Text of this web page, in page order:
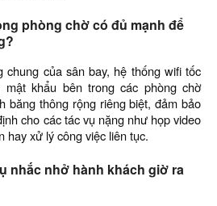
phòng chờ có đủ mạnh để
chung của sân bay, hệ thống wifi tốc
khẩu bên trong các phòng chờ
băng thông rộng riêng biệt, đảm bảo
cho các tác vụ nặng như họp video
hay xử lý công việc liên tục.
nhắc nhở hành khách giờ ra